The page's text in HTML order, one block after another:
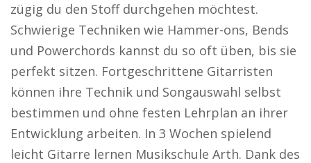
zügig du den Stoff durchgehen möchtest.
Schwierige Techniken wie Hammer-ons, Bends
und Powerchords kannst du so oft üben, bis sie
perfekt sitzen. Fortgeschrittene Gitarristen
können ihre Technik und Songauswahl selbst
bestimmen und ohne festen Lehrplan an ihrer
Entwicklung arbeiten. In 3 Wochen spielend
leicht Gitarre lernen Musikschule Arth. Dank des